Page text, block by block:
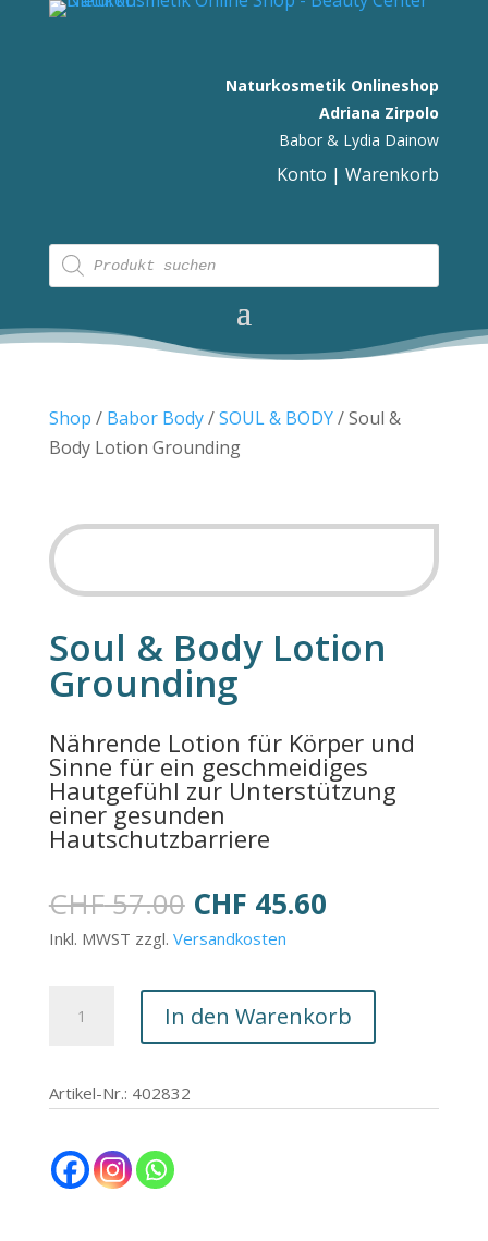
Naturkosmetik Onlineshop
Adriana Zirpolo
Babor & Lydia Dainow
Konto |Warenkorb
Products
search
Shop / Babor Body/SOUL & BODY/ Soul &
Body Lotion Grounding
Soul & Body Lotion
Grounding
Nährende Lotion für Körper und
Sinne für ein geschmeidiges
Hautgefühl zur Unterstützung
einer gesunden
Hautschutzbarriere
CHF57.00 Ursprünglicher
Preis
CHF 57.00
CHF 45.60Aktueller
CHF 45.60.
Inkl. MWST zzgl. Versandkosten
Lotion
Grounding
Menge
In den Warenkorb
Artikel-Nr.: 402832